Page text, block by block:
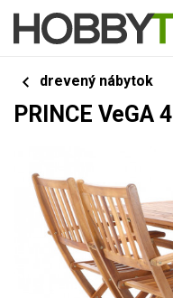
drevený nábytok
PRINCE VeGA 4